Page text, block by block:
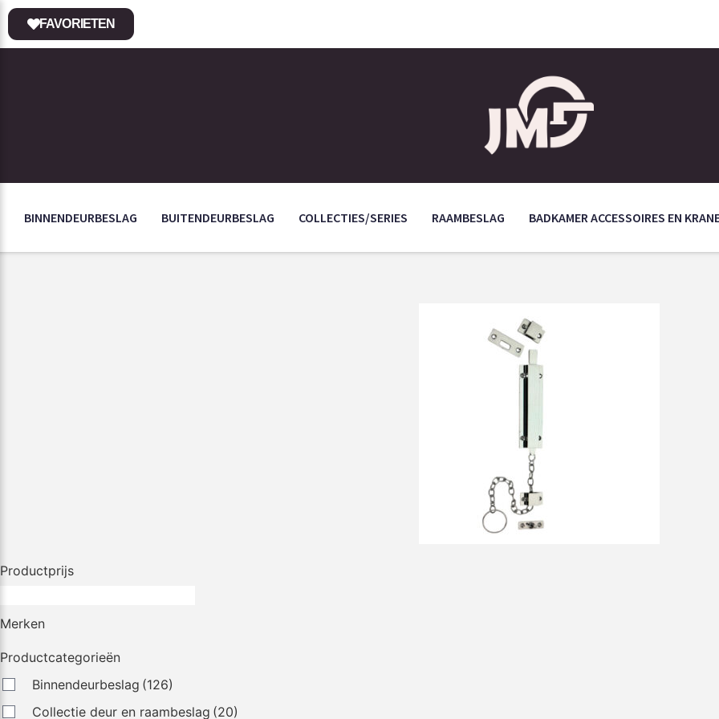
FAVORIETEN
BINNENDEURBESLAG BUITENDEURBESLAG COLLECTIES/SERIES RAAMBESLAG BADKAMER ACCESSOIRES EN
Productprijs
Merken
Productcategorieën
Binnendeurbeslag (126)
Collectie deur en raambeslag (20)